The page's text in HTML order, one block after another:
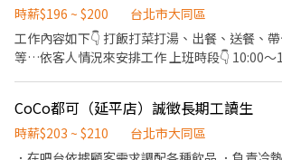
時薪$196 ~ $200
台北市大同區
工作內容如下👇 打飯打菜打湯、出餐、送餐、
等…依客人情況來安排工作 上班時段👇 10:00～
取率高🤝 #時段也可以商量討論
CoCo都可（延平店）誠徵長期工讀生
時薪$203 ~ $210
台北市大同區